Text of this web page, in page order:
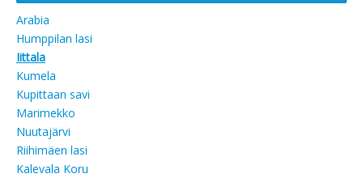
Arabia
Humppilan lasi
Iittala
Kumela
Kupittaan savi
Marimekko
Nuutajärvi
Riihimäen lasi
Kalevala Koru